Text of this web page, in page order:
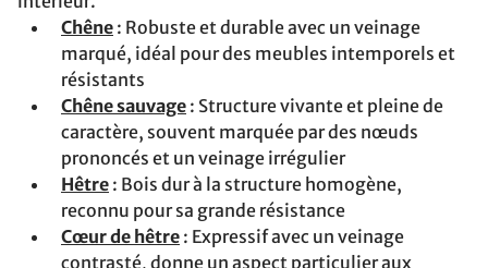
Chêne : Robuste et durable avec un veinage
marqué, idéal pour des meubles intemporels et
résistants
Chêne sauvage : Structure vivante et pleine de
caractère, souvent marquée par des nœuds
prononcés et un veinage irrégulier
Hêtre : Bois dur à la structure homogène,
reconnu pour sa grande résistance
Cœur de hêtre : Expressif avec un veinage
contrasté, donne un aspect particulier aux